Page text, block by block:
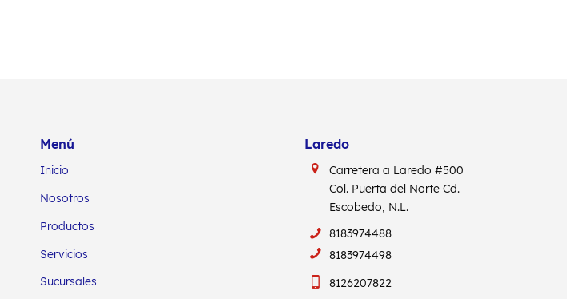
Menú
Inicio
Nosotros
Productos
Servicios
Sucursales
Laredo
Carretera a Laredo #500
Col. Puerta del Norte Cd.
Escobedo, N.L.
8183974488
8183974498
8126207822